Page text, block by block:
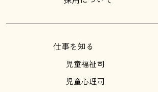
仕事を知る
児童福祉司
児童心理司